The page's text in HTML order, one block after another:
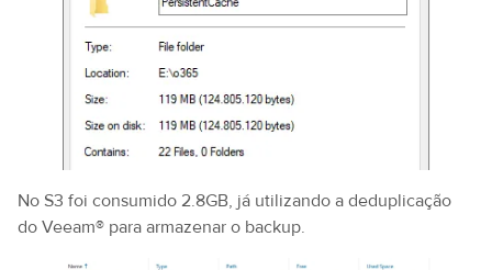
No S3 foi consumido 2.8GB, já utilizando a deduplicação
do Veeam® para armazenar o backup.